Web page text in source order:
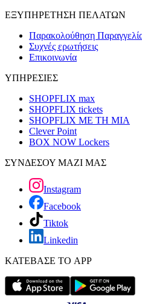
ΕΞΥΠΗΡΕΤΗΣΗ ΠΕΛΑΤΩΝ
Παρακολούθηση
Συχνές ερωτήσεις
Επικοινωνία
ΥΠΗΡΕΣΙΕΣ
SHOPFLIX max
SHOPFLIX tickets
SHOPFLIX ΜΕ ΤΗ ΜΙΑ
Clever Point
BOX NOW Lockers
ΣΥΝΔΕΣΟΥ ΜΑΖΙ ΜΑΣ
Instagram
Facebook
Tiktok
Linkedin
ΚΑΤΕΒΑΣΕ ΤΟ APP